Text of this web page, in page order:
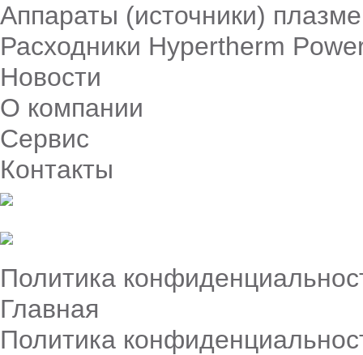
Аппараты (источники)
Расходники Hypertherm
Новости
О компании
Сервис
Контакты
Политика
Главная
Политика